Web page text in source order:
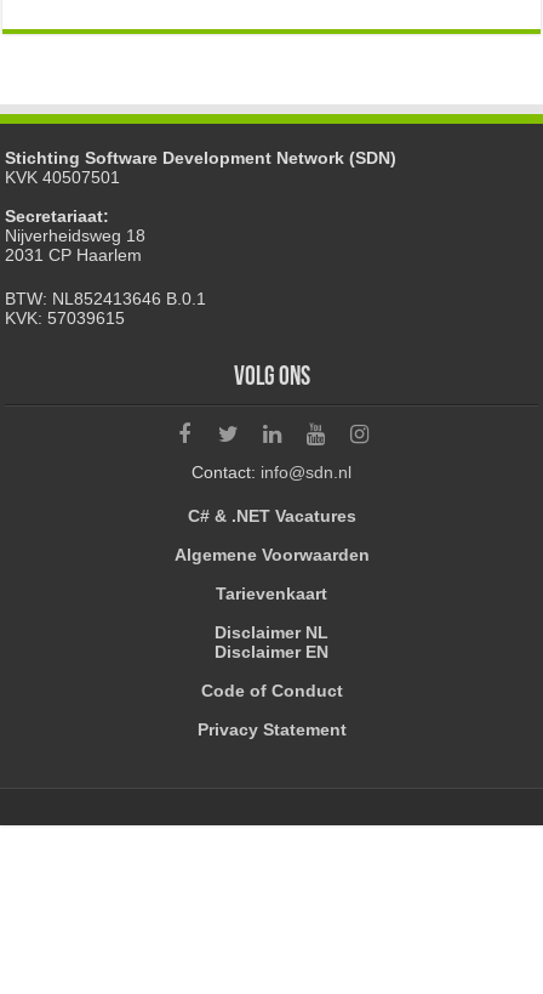
Stichting Software Development Network (SDN)
KVK 40507501
Secretariaat:
Nijverheidsweg 18
2031 CP Haarlem
BTW: NL852413646 B.0.1
KVK: 57039615
Volg ons
Contact: info@sdn.nl
C# & .NET Vacatures
Algemene Voorwaarden
Tarievenkaart
Disclaimer NL
Disclaimer EN
Code of Conduct
Privacy Statement